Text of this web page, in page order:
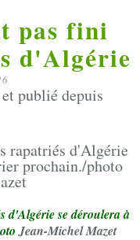
pas fini
d'Algérie
publié depuis
d'Algérie se déroulera à
Jean-Michel Mazet